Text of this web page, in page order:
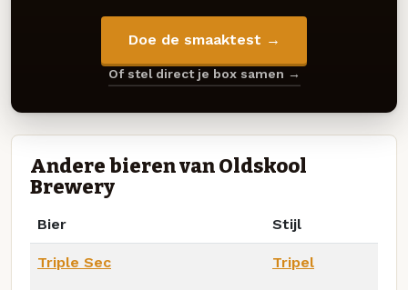
Doe de smaaktest →
Of stel direct je box samen →
Andere bieren van Oldskool
Brewery
Bier Stijl
Triple Sec Tripel